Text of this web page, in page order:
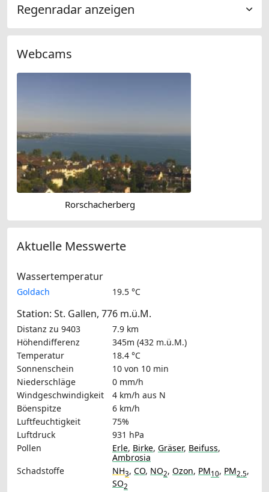
Regenradar anzeigen
Webcams
Rorschacherberg
Aktuelle Messwerte
Wassertemperatur
Goldach 19.5 °C
Station: St. Gallen, 776 m.ü.M.
Distanz zu 9403
7.9 km
Höhendifferenz
345m (432 m.ü.M.)
Temperatur
18.4 °C
Sonnenschein
10 von 10 min
Niederschläge
0 mm/h
Windgeschwindigkeit
4 km/h aus N
Böenspitze
6 km/h
Luftfeuchtigkeit
75%
Luftdruck
931 hPa
Pollen
Erle, Birke, Gräser, Beifuss,
Ambrosia
Schadstoffe
NH3, CO, NO2, Ozon, PM10, PM2.5,
SO2